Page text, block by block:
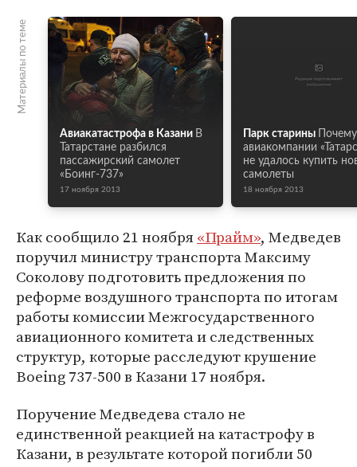
Материалы по теме
Авиакатастрофа в Казани В
Татарстане разбился
пассажирский самолет
«Боинг-737»
17 ноября 2013
Парк старины
Почему
авиакомпании
не удалось купить
самолеты
18 ноября 2013
Как сообщило 21 ноября«Прайм», Медведев
поручил министру транспорта Максиму
Соколову подготовить предложения по
реформе воздушного транспорта по итогам
работы комиссии Межгосударственного
авиационного комитета и следственных
структур, которые расследуют крушение
Boeing 737-500 в Казани 17 ноября.
Поручение Медведева стало не
единственной реакцией на катастрофу в
Казани, в результате которой погибли 50